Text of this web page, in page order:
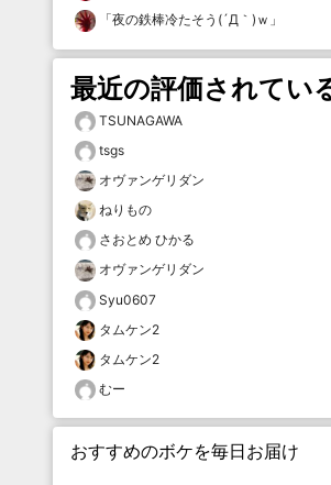
「夜の鉄棒冷たそう(´Д｀)ｗ 」
最近の評価されてい
TSUNAGAWA
tsgs
オヴァンゲリダン
ねりもの
さおとめ ひかる
オヴァンゲリダン
Syu0607
タムケン2
タムケン2
むー
おすすめのボケを毎日お届け